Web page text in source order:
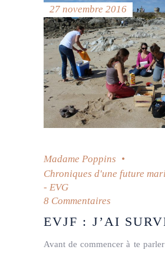
27 novembre 2016
Madame Poppins
Chroniques d'une future
- EVG
8 Commentaires
EVJF : J’AI
Avant de commencer à te